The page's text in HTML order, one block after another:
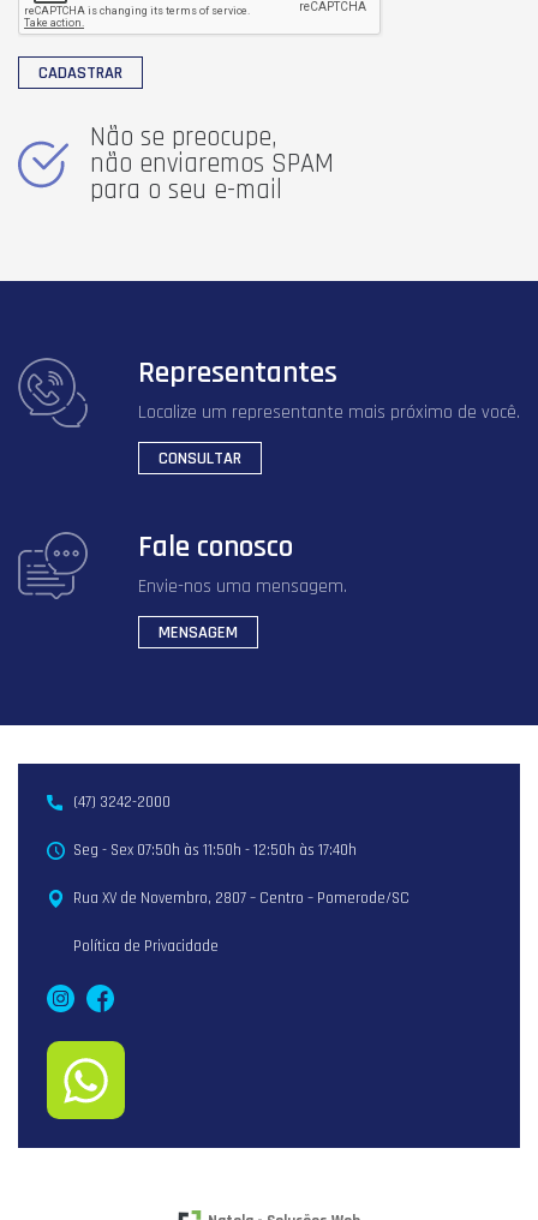
CADASTRAR
Não se preocupe,
não enviaremos SPAM
para o seu e-mail
Representantes
Localize um representante mais próximo de você.
CONSULTAR
Fale conosco
Envie-nos uma mensagem.
MENSAGEM
(47) 3242-2000
Seg - Sex 07:50h às 11:50h - 12:50h às 17:40h
Rua XV de Novembro, 2807 – Centro – Pomerode/SC
Política de Privacidade